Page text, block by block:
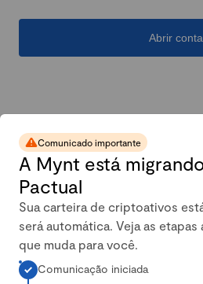
Abrir conta
A carteira
Comunicado importante
A Mynt está
Pactual
Sua carteira de criptoativos
será automática. Veja as
que muda para você.
Comunicação iniciada